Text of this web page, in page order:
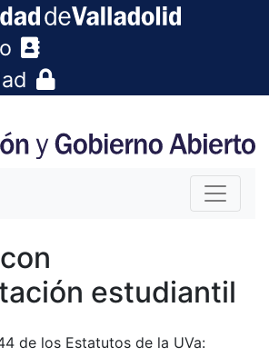
estudiantil
de los Estatutos de la UVa: